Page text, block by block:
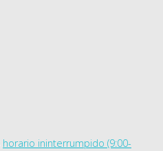
horario ininterrumpido (9:00-